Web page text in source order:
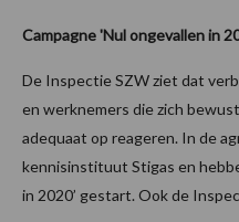
Campagne 'Nul ongevallen in
De Inspectie SZW ziet dat
en werknemers die zich
adequaat op reageren. In de
kennisinstituut Stigas en
in 2020’ gestart. Ook de